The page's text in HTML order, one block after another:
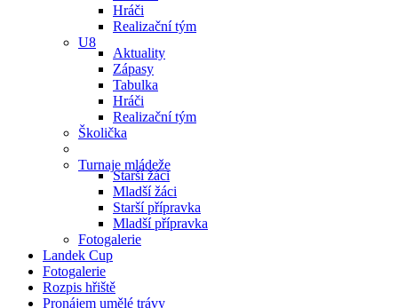
Hráči
Realizační tým
U8
Aktuality
Zápasy
Tabulka
Hráči
Realizační tým
Školička
Turnaje mládeže
Starší žáci
Mladší žáci
Starší přípravka
Mladší přípravka
Fotogalerie
Landek Cup
Fotogalerie
Rozpis hřiště
Pronájem umělé trávy